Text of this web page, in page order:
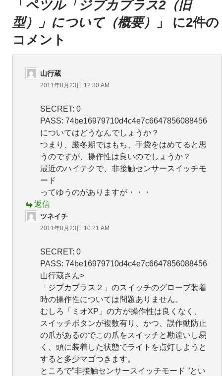
ョ
ン
「 ペツル「ジプカプラス2（旧
型）」について（概要）
」 に2件の
コメント
山行蔵
2011年8月23日 12:30 AM
SECRET: 0
PASS: 74be16979710d4c4e7c6647856088456
についてはどうなんでしょうか？
つまり、厳冬期ではもち、手袋をはめてると思
うのですが、操作性は良いのでしょうか？
最近のハイテクで、非接触センサースイッチモ
ード
ってゆうのがありますが・・・
返信
ツネイチ
2011年8月23日 10:21 AM
SECRET: 0
PASS: 74be16979710d4c4e7c6647856088456
山行蔵さん>
「ジプカプラス２」のスイッチのグローブ装着
時の操作性については問題ありません。
むしろ「ミオXP」の方が操作性は良くなく、
スイッチボタンが複数有り、かつ、誤作動防止
の爪があるのでこの爪をスイッチと勘違いし易
く、頭に装着した状態でライトを点灯しようと
すると多少マゴつきます。
ところで”非接触センサースイッチモード ”とい